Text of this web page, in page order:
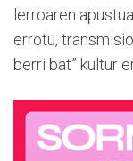
lerroaren
errotu,
berri bat” kultur